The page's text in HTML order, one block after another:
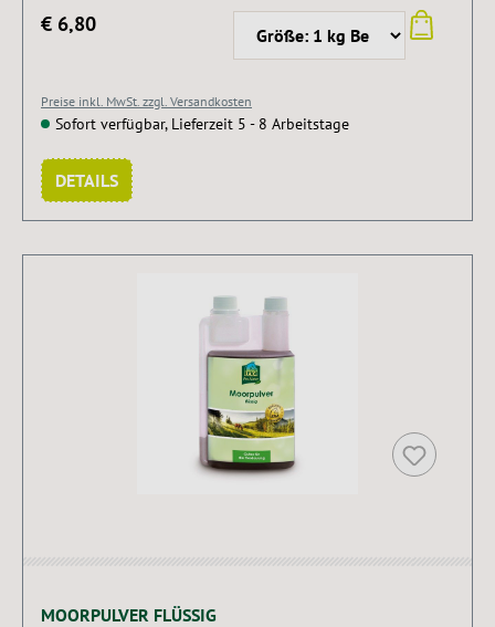
€ 6,80
Preise inkl. MwSt. zzgl. Versandkosten
Sofort verfügbar, Lieferzeit 5 - 8 Arbeitstage
DETAILS
MOORPULVER FLÜSSIG